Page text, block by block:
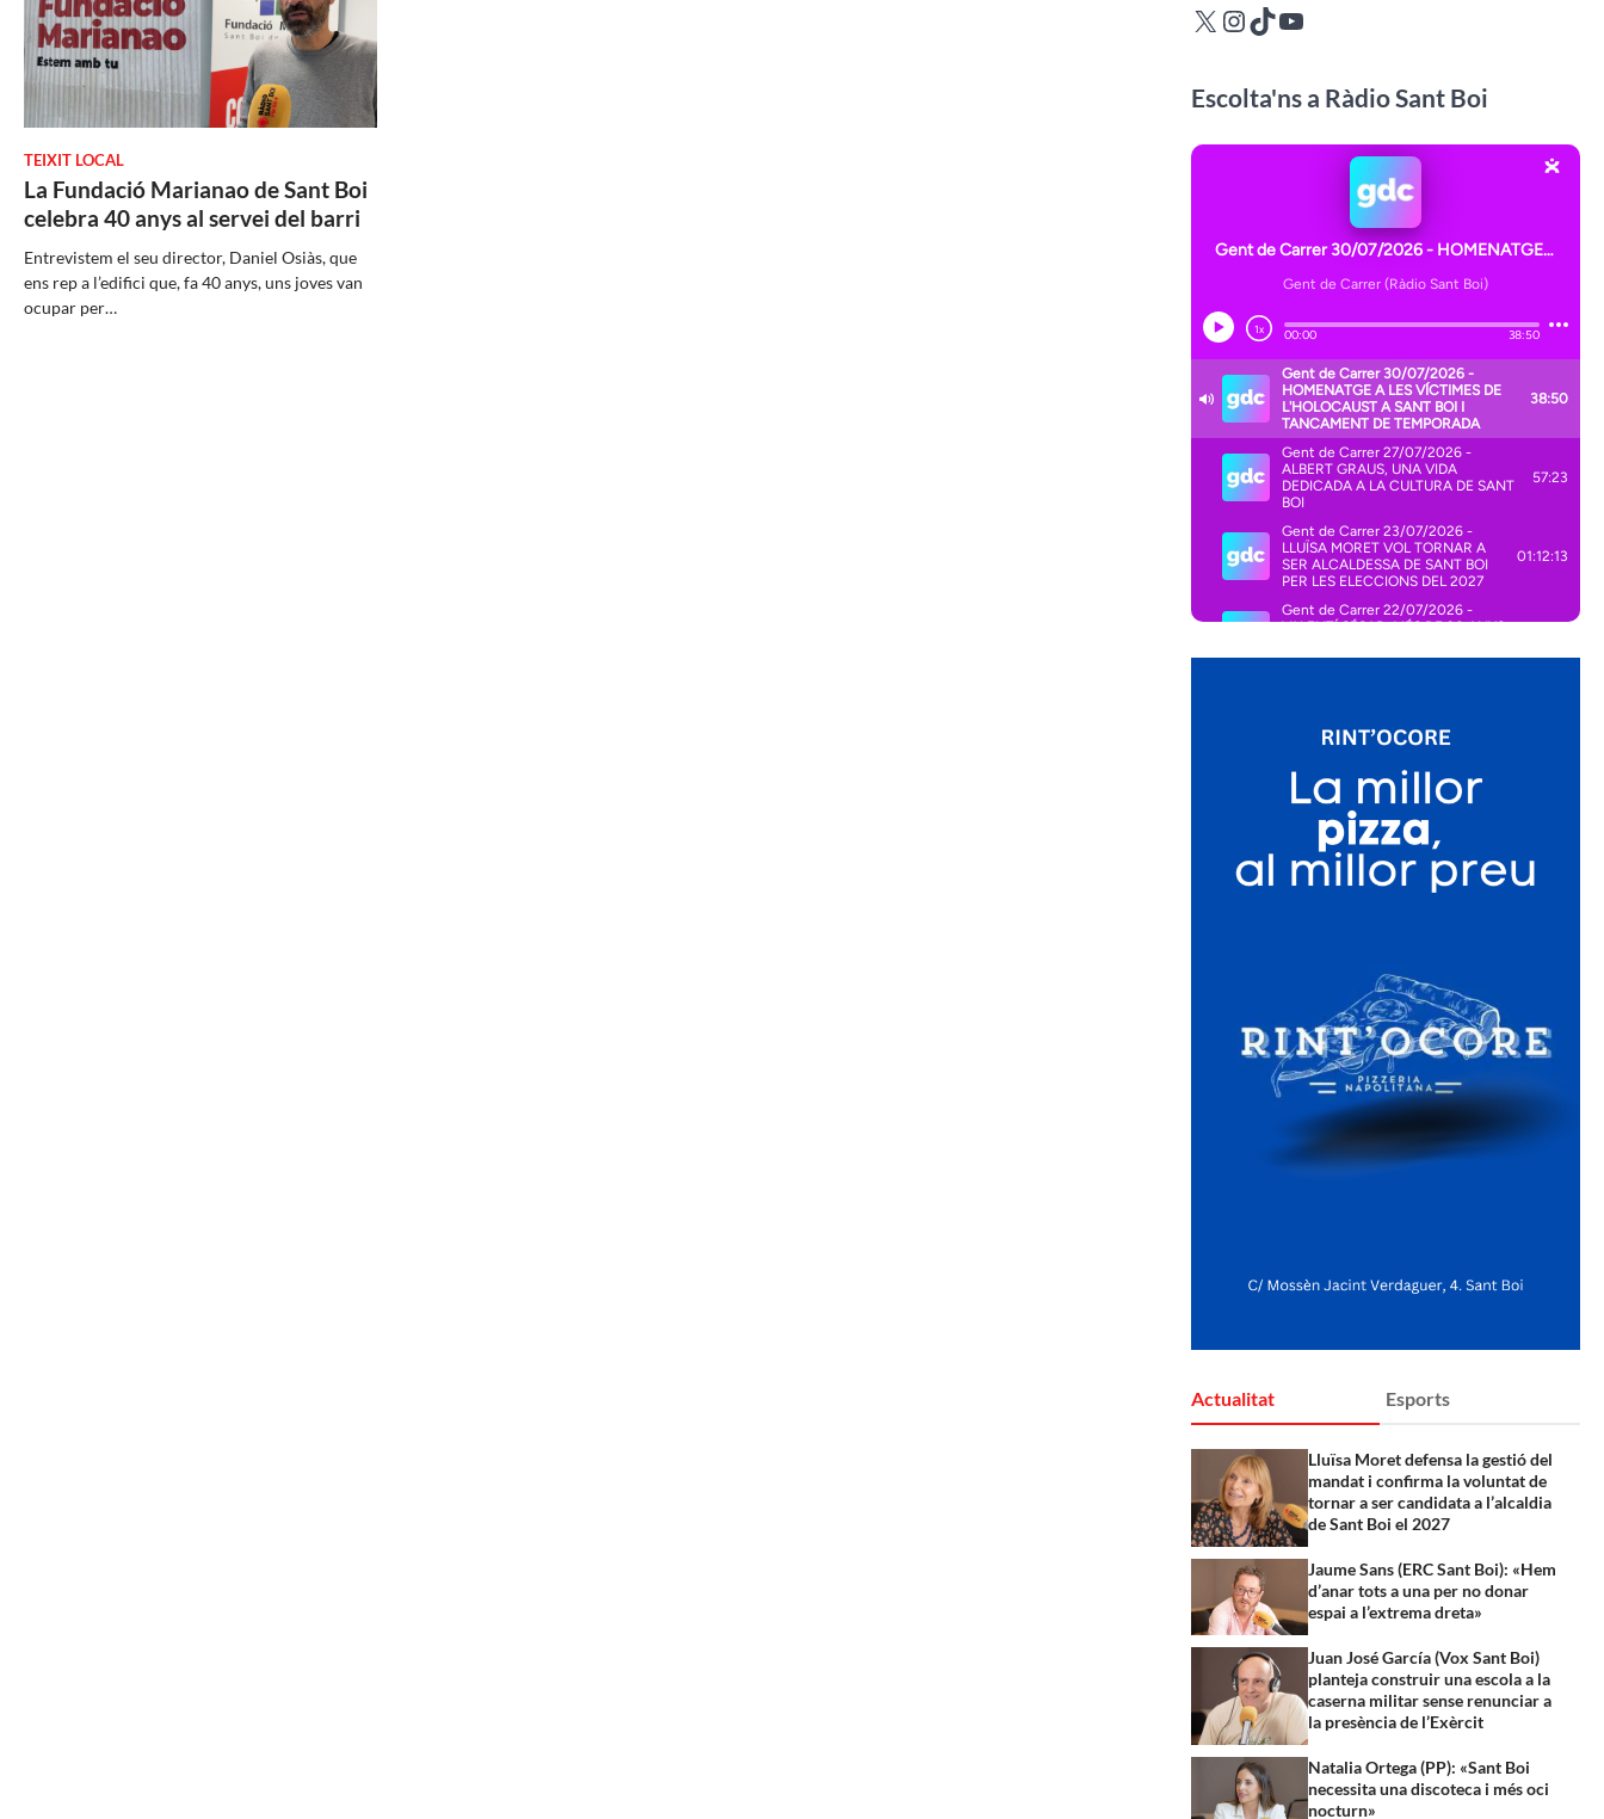
TEIXIT LOCAL
La Fundació Marianao de Sant Boi
celebra 40 anys al servei del barri
Entrevistem el seu director, Daniel Osiàs, que
ens rep a l’edifici que, fa 40 anys, uns joves van
ocupar per…
X Instagram
TikTokYouTube
Escolta'ns a Ràdio Sant Boi
Actualitat Esports
Lluïsa Moret defensa la gestió del
mandat i confirma la voluntat de
tornar a ser candidata a l’alcaldia
de Sant Boi el 2027
Jaume Sans (ERC Sant Boi): «Hem
d’anar tots a una per no donar
espai a l’extrema dreta»
Juan José García (Vox Sant Boi)
planteja construir una escola a la
caserna militar sense renunciar a
la presència de l’Exèrcit
Natalia Ortega (PP): «Sant Boi
necessita una discoteca i més oci
nocturn»